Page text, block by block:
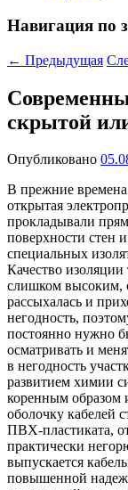
Навигация по
← Предыдущая
скрытой
Опубликовано
В прежние времена
открытая
прокладывали
поверхности стен
специальных
Качество изоляции
слишком высоким,
рассыхалась и
негодность,
постоянно нужно
осматривать и
в негодность
развитием химии
коренным образом
оболочку кабелей
ПВХ-пластиката,
практически
выпускается
повышенной